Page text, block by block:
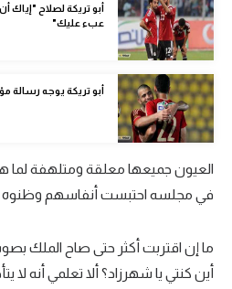
آسيا
أمريكا
ركن الألعاب
أقسام خاصة
Gamers
ميركاتو
تحقيق في الجول
تقرير في الجول
أبو تريكة لصلاح "إياك
عبء عليك"
أبو تريكة يوجه رسالة
العيون جميعها معلقة ومتلهفة لما
في مجلسه احتبست أنفاسهم
ما إن اقتربت أكثر حتى صاح الملك
أين كنتي يا شهرزاد؟ ألا تعلمي أنه